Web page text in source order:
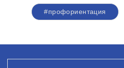
#профориентация